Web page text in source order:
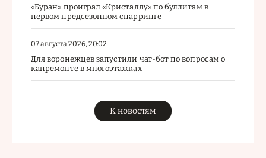
«Буран» проиграл «Кристаллу» по буллитам в
первом предсезонном спарринге
07 августа 2026, 20:02
Для воронежцев запустили чат-бот по вопросам о
капремонте в многоэтажках
К новостям